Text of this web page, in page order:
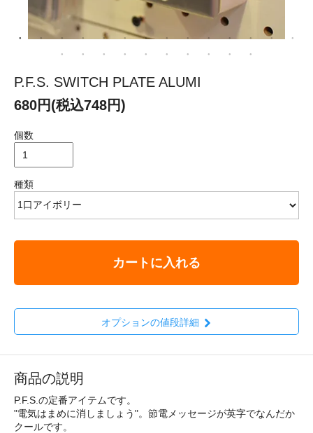
P.F.S. SWITCH PLATE ALUMI
680円(税込748円)
個数
種類
カートに入れる
オプションの値段詳細
商品の説明
P.F.S.の定番アイテムです。
"電気はまめに消しましょう"。節電メッセージが英字でなんだか
クールです。